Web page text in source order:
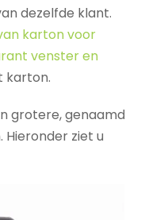
dezelfde klant.
karton voor
venster en
karton.
grotere, genaamd
Hieronder ziet u